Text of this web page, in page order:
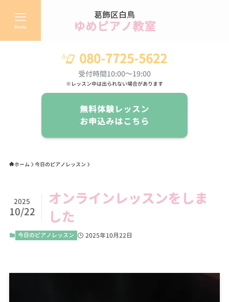
葛飾区白鳥
ゆめピアノ教室
Menu
080-7725-5622
受付時間10:00～19:00
※レッスン中は出られない場合があります
無料体験レッスン
お申込みはこちら
ホーム 今日のピアノレッスン
オンラインレッスンをしま
した
2025
10/22
今日のピアノレッスン 2025年10月22日